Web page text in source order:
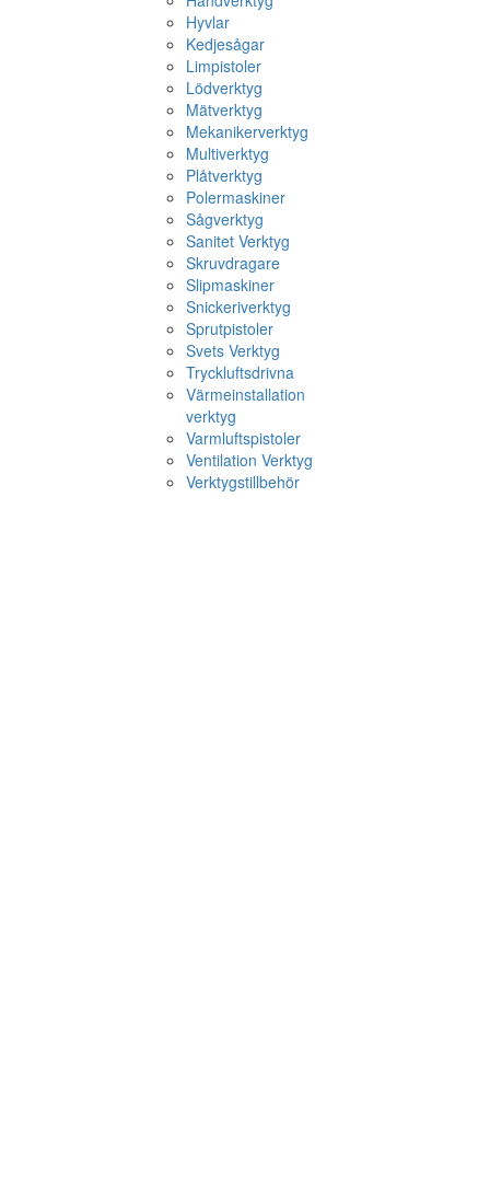
Hyvlar
Kedjesågar
Limpistoler
Lödverktyg
Mätverktyg
Mekanikerverktyg
Multiverktyg
Plåtverktyg
Polermaskiner
Sågverktyg
Sanitet Verktyg
Skruvdragare
Slipmaskiner
Snickeriverktyg
Sprutpistoler
Svets Verktyg
Tryckluftsdrivna
Värmeinstallation
verktyg
Varmluftspistoler
Ventilation Verktyg
Verktygstillbehör